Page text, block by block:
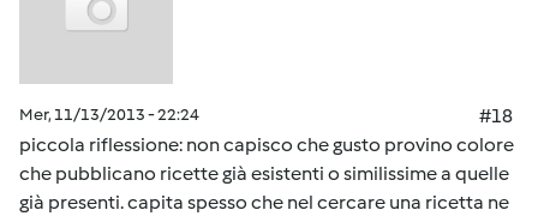
Mer, 11/13/2013 - 22:24
#18
piccola riflessione: non capisco che gusto provino colore
che pubblicano ricette già esistenti o similissime a quelle
già presenti. capita spesso che nel cercare una ricetta ne